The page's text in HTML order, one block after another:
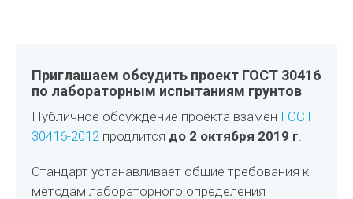
Приглашаем обсудить проект ГОСТ 30416
по лабораторным испытаниям грунтов
Публичное обсуждение проекта взамен ГОСТ
30416-2012 продлится до 2 октября 2019 г.
Стандарт устанавливает общие требования к
методам лабораторного определения